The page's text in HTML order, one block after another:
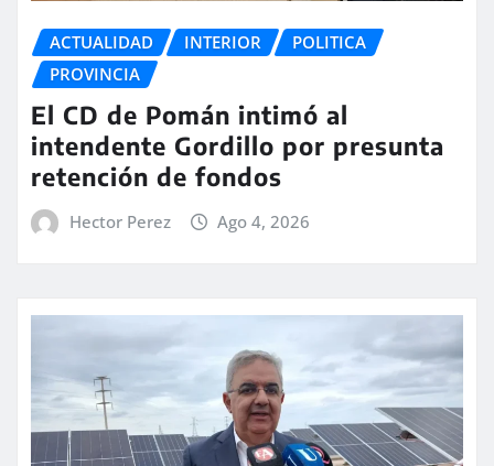
ACTUALIDAD INTERIOR
POLITICA
PROVINCIA
El CD de Pomán intimó al
intendente Gordillo por presunta
retención de fondos
Hector Perez Ago 4, 2026